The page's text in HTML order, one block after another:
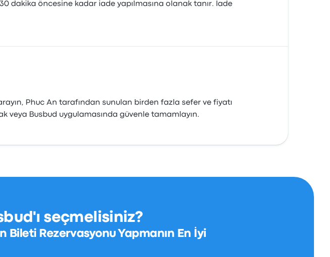
dakika öncesine kadar iade yapılmasına olanak tanır. İade
Phuc An tarafından sunulan birden fazla sefer ve fiyatı
veya Busbud uygulamasında güvenle tamamlayın.
seçmelisiniz?
Bileti Rezervasyonu Yapmanın En İyi